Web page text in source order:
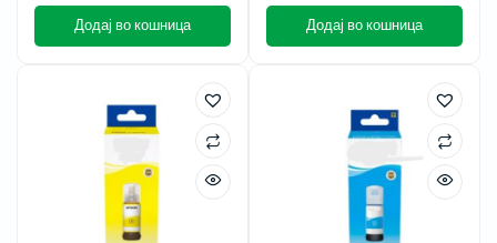
Додај во кошница Додај во кошница